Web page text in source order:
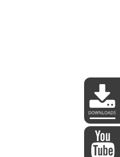
DDoptics